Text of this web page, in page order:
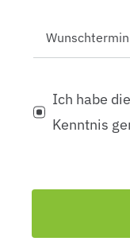
Ich habe
Kenntnis